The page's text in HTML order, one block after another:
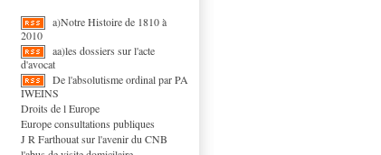
a)Notre Histoire de 1810 à
2010
aa)les dossiers sur l'acte
d'avocat
De l'absolutisme ordinal par PA
IWEINS
Droits de l Europe
Europe consultations publiques
J R Farthouat sur l'avenir du CNB